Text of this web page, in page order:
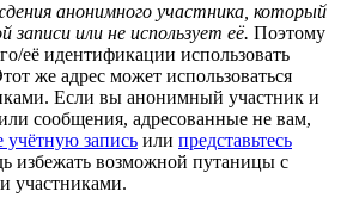
анонимного участника, который
записи или не использует её. Поэтому
её идентификации использовать
же адрес может использоваться
Если вы анонимный участник и
сообщения, адресованные не вам,
учётную запись или представьтесь
избежать возможной путаницы с
участниками.